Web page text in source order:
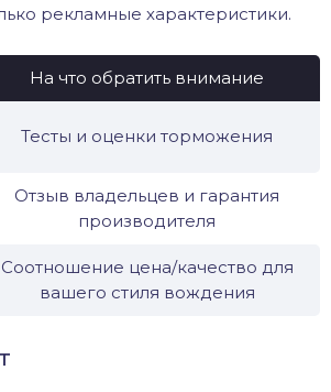
рекламные характеристики.
На что обратить внимание
Тесты и оценки торможения
Отзыв владельцев и гарантия
производителя
Соотношение цена/качество для
вашего стиля вождения